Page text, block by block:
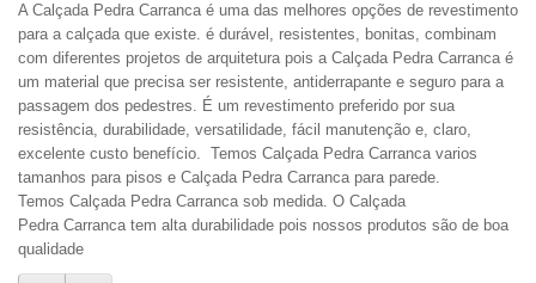
A Calçada Pedra Carranca é uma das melhores opções de revestimento
para a calçada que existe. é durável, resistentes, bonitas, combinam
com diferentes projetos de arquitetura pois a Calçada Pedra Carrancaé
um material que precisa ser resistente, antiderrapante e seguro para a
passagem dos pedestres. É um revestimento preferido por sua
resistência, durabilidade, versatilidade, fácil manutenção e, claro,
excelente custo benefício. Temos Calçada Pedra Carrancavarios
tamanhos para pisos e Calçada Pedra Carrancapara parede.
Temos Calçada Pedra Carrancasob medida. O Calçada
Pedra Carrancatem alta durabilidade pois nossos produtos são de boa
qualidade